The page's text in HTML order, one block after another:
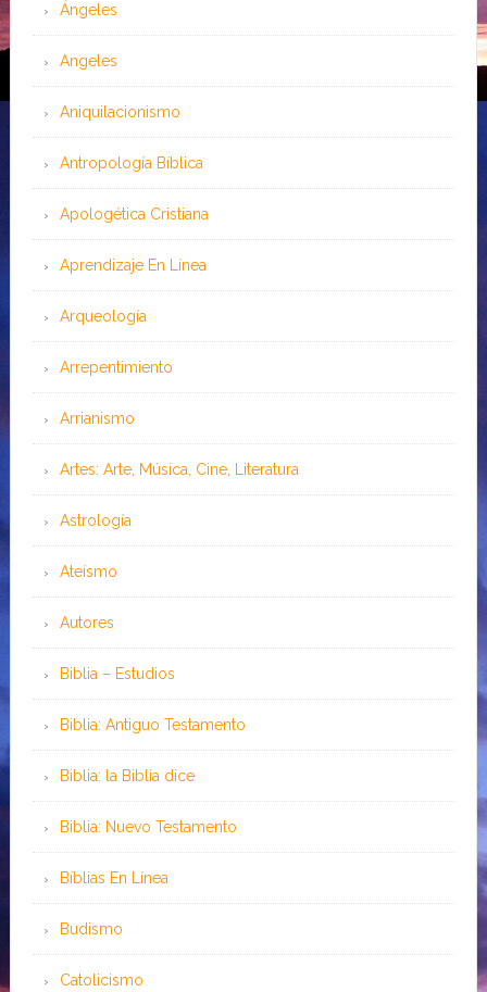
Ángeles
Angeles
Aniquilacionismo
Antropología Bíblica
Apologética Cristiana
Aprendizaje En Línea
Arqueología
Arrepentimiento
Arrianismo
Artes: Arte, Música, Cine, Literatura
Astrología
Ateísmo
Autores
Biblia – Estudios
Biblia: Antiguo Testamento
Biblia: la Biblia dice
Biblia: Nuevo Testamento
Bíblias En Línea
Budismo
Catolicismo